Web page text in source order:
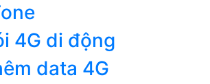
4G di động
data 4G